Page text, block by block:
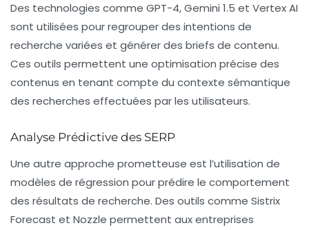
Des technologies comme GPT-4,Gemini 1.5 et Vertex AI
sont utilisées pour regrouper des intentions de
recherche variées et générer des briefs de contenu.
Ces outils permettent une optimisation précise des
contenus en tenant compte du contexte sémantique
des recherches effectuées par les utilisateurs.
Analyse Prédictive des SERP
Une autre approche prometteuse est l’utilisation de
modèles de régression pour prédire le comportement
des résultats de recherche. Des outils comme Sistrix
Forecast et Nozzle permettent aux entreprises